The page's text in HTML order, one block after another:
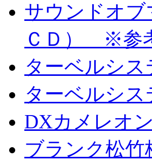
サウンドオ
ＣＤ） ※参
ターベルシ
ターベルシ
DXカメレオ
ブランク松